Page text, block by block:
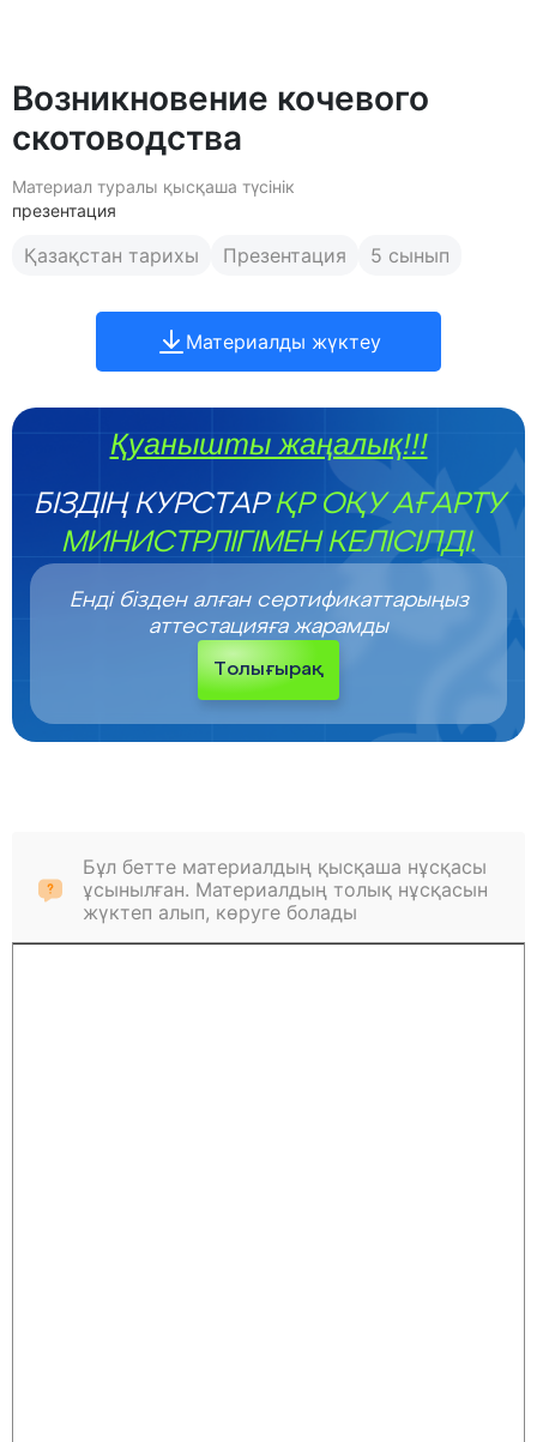
Возникновение кочевого
скотоводства
Материал туралы қысқаша түсінік
презентация
Қазақстан тарихы Презентация 5 сынып
Материалды жүктеу
Қуанышты жаңалық!!!
БІЗДІҢ КУРСТАРҚР ОҚУ АҒАРТУ
МИНИСТРЛІГІМЕН КЕЛІСІЛДІ.
Енді бізден алған сертификаттарыңыз
аттестацияға жарамды
Толығырақ
Бұл бетте материалдың қысқаша нұсқасы
ұсынылған. Материалдың толық нұсқасын
жүктеп алып, көруге болады